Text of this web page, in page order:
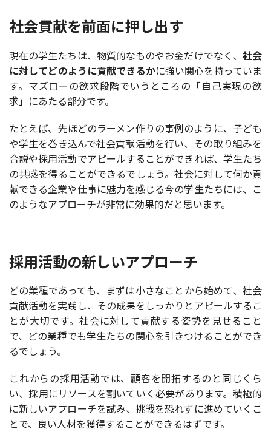
社会貢献を前面に押し出す
現在の学生たちは、物質的なものやお金だけでなく、 社会
に対してどのように貢献できるかに強い関心を持っていま
す。マズローの欲求段階でいうところの「自己実現の欲
求」にあたる部分です。
たとえば、先ほどのラーメン作りの事例のように、子ども
や学生を巻き込んで社会貢献活動を行い、その取り組みを
合説や採用活動でアピールすることができれば、学生たち
の共感を得ることができるでしょう。社会に対して何か貢
献できる企業や仕事に魅力を感じる今の学生たちには、こ
のようなアプローチが非常に効果的だと思います。
採用活動の新しいアプローチ
どの業種であっても、まずは小さなことから始めて、社会
貢献活動を実践し、その成果をしっかりとアピールするこ
とが大切です。社会に対して貢献する姿勢を見せること
で、どの業種でも学生たちの関心を引きつけることができ
るでしょう。
これからの採用活動では、顧客を開拓するのと同じくら
い、採用にリソースを割いていく必要があります。積極的
に新しいアプローチを試み、挑戦を恐れずに進めていくこ
とで、良い人材を獲得することができるはずです。